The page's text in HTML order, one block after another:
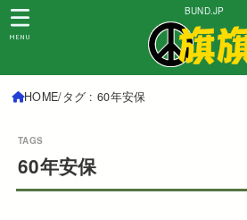
BUND.JP
MENU
HOME タグ : 60年安保
60年安保